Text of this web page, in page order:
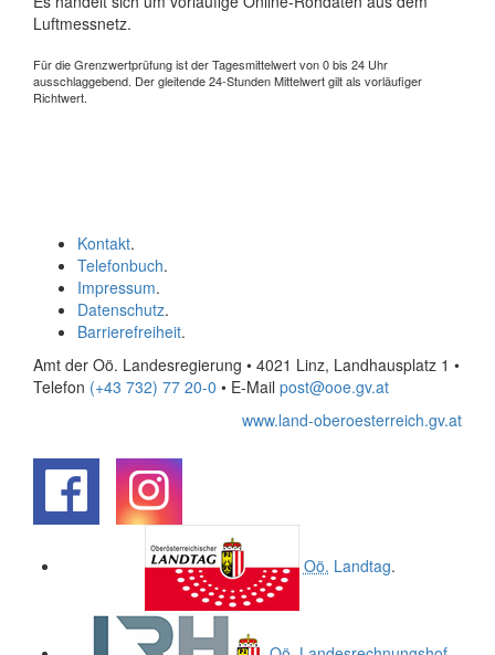
Luftmessnetz.
Für die Grenzwertprüfung ist der Tagesmittelwert von 0 bis 24 Uhr
ausschlaggebend. Der gleitende 24-Stunden Mittelwert gilt als vorläufiger
Richtwert.
Kontakt.
Telefonbuch.
Impressum.
Datenschutz.
Barrierefreiheit.
Amt der Oö. Landesregierung • 4021 Linz, Landhausplatz 1 •
Telefon (+43 732) 77 20-0 • E-Mail post@ooe.gv.at
www.land-oberoesterreich.gv.at
Oö. Landtag.